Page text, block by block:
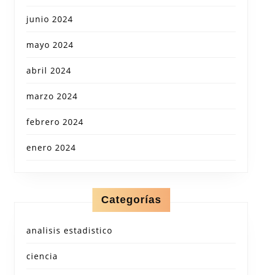
junio 2024
mayo 2024
abril 2024
marzo 2024
febrero 2024
enero 2024
Categorías
analisis estadistico
ciencia